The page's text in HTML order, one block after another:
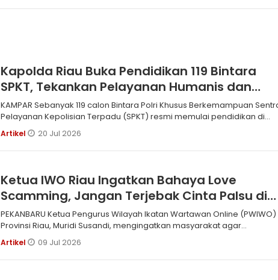
Kapolda Riau Buka Pendidikan 119 Bintara
SPKT, Tekankan Pelayanan Humanis dan
Larang Kekerasan
KAMPAR Sebanyak 119 calon Bintara Polri Khusus Berkemampuan Sentra
Pelayanan Kepolisian Terpadu (SPKT) resmi memulai pendidikan di
Sekol
Artikel 20 Jul 2026
Ketua IWO Riau Ingatkan Bahaya Love
Scamming, Jangan Terjebak Cinta Palsu di
Dunia Maya
PEKANBARU Ketua Pengurus Wilayah Ikatan Wartawan Online (PWIWO)
Provinsi Riau, Muridi Susandi, mengingatkan masyarakat agar
mewaspadai mod
Artikel 09 Jul 2026